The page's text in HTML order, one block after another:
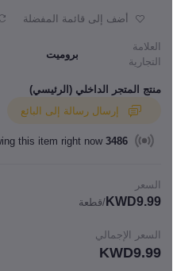
أضف إلى قائمة المفضلة
العلامة
التجارية
بروميت
منتج المتجر الداخلي (الرئيسي)
3486
people are viewing this item right now
السعر
KWD9.99 /قطعة
السعر الإجمالي
KWD9.99